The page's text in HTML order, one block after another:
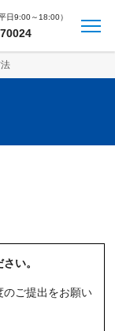
日9:00～18:00）
い。
のご提出をお願い